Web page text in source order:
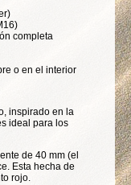
completa
o en el interior
, inspirado en la
ideal para los
de 40 mm (el
Esta hecha de
rojo.